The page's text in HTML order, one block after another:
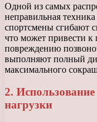
Одной из самых
неправильная
спортсмены сгибают
что может привести
повреждению
выполняют полный
максимального
2.
нагрузки